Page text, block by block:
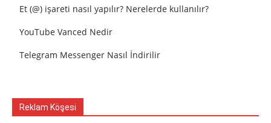
Et (@) işareti nasıl yapılır? Nerelerde kullanılır?
YouTube Vanced Nedir
Telegram Messenger Nasıl İndirilir
Reklam Köşesi